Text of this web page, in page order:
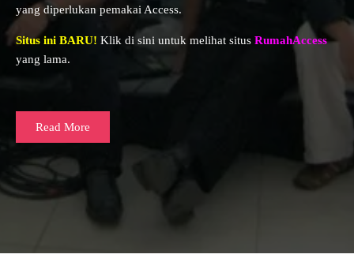
yang diperlukan pemakai Access.
Situs ini BARU! Klik di sini untuk melihat situs RumahAccess
yang lama.
Read More